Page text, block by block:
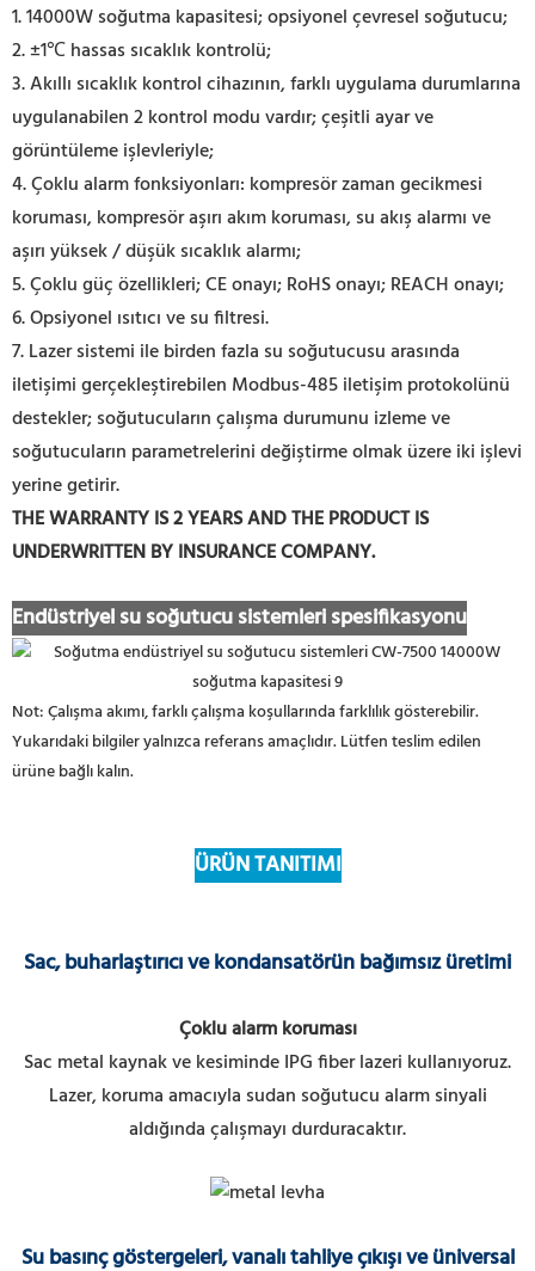
1. 14000W soğutma kapasitesi; opsiyonel çevresel soğutucu;
2. ±1℃ hassas sıcaklık kontrolü;
3. Akıllı sıcaklık kontrol cihazının, farklı uygulama durumlarına
uygulanabilen 2 kontrol modu vardır; çeşitli ayar ve
görüntüleme işlevleriyle;
4. Çoklu alarm fonksiyonları: kompresör zaman gecikmesi
koruması, kompresör aşırı akım koruması, su akış alarmı ve
aşırı yüksek / düşük sıcaklık alarmı;
5. Çoklu güç özellikleri; CE onayı; RoHS onayı; REACH onayı;
6. Opsiyonel ısıtıcı ve su filtresi.
7. Lazer sistemi ile birden fazla su soğutucusu arasında
iletişimi gerçekleştirebilen Modbus-485 iletişim protokolünü
destekler; soğutucuların çalışma durumunu izleme ve
soğutucuların parametrelerini değiştirme olmak üzere iki işlevi
yerine getirir.
THE WARRANTY IS 2 YEARS AND THE PRODUCT IS
UNDERWRITTEN BY INSURANCE COMPANY.
Endüstriyel su soğutucu sistemleri spesifikasyonu
Not: Çalışma akımı, farklı çalışma koşullarında farklılık gösterebilir.
Yukarıdaki bilgiler yalnızca referans amaçlıdır. Lütfen teslim edilen
ürüne bağlı kalın.
ÜRÜN TANITIMI
Sac, buharlaştırıcı ve kondansatörün bağımsız üretimi
Çoklu alarm koruması
Sac metal kaynak ve kesiminde IPG fiber lazeri kullanıyoruz.
Lazer, koruma amacıyla sudan soğutucu alarm sinyali
aldığında çalışmayı durduracaktır.
Su basınç göstergeleri, vanalı tahliye çıkışı ve üniversal